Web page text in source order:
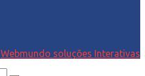
Webmundo soluções Interativas